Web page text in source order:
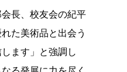
長、校友会の紀平
た美術品と出会う
ます」と強調し